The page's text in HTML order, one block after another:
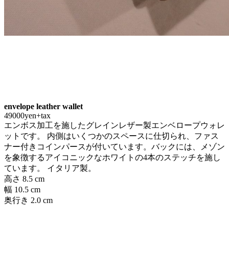
envelope leather wallet
49000yen+tax
エンボス加工を施したグレインレザー製エンベロープウォレ
ットです。 内側はいくつかのスペースに仕切られ、ファス
ナー付きコインパースが付いています。バックには、メゾン
を象徴するアイコニックなホワイトの4本のステッチを施し
ています。 イタリア製。
高さ 8.5 cm
幅 10.5 cm
奥行き 2.0 cm